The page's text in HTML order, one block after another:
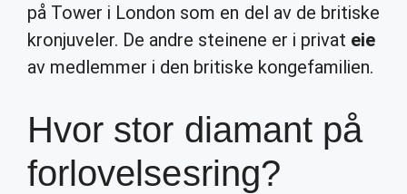
på Tower i London som en del av de britiske
kronjuveler. De andre steinene er i privat eie
av medlemmer i den britiske kongefamilien.
Hvor stor diamant på
forlovelsesring?